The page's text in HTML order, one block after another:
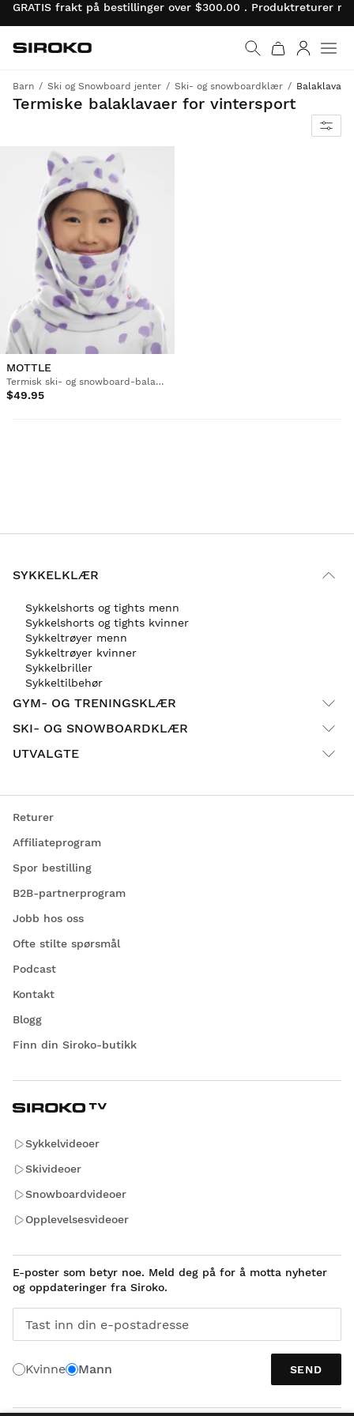
GRATIS frakt på bestillinger over $300.00 . Produktreturer
Gå til startsiden
Siroko.com
Barn Ski og Snowboard jenter Ski- og snowboardklær Balaklavaer
Termiske balaklavaer for vintersport
Full beskyttelse mot kulde og vind
MOTTLE
Termisk ski- og snowboard-balaklava for barn
$49.95
SYKKELKLÆR
Sykkelshorts og tights menn
Sykkelshorts og tights kvinner
Sykkeltrøyer menn
Sykkeltrøyer kvinner
Sykkelbriller
Sykkeltilbehør
GYM- OG TRENINGSKLÆR
SKI- OG SNOWBOARDKLÆR
UTVALGTE
Returer
Affiliateprogram
Spor bestilling
B2B-partnerprogram
Jobb hos oss
Ofte stilte spørsmål
Podcast
Kontakt
Blogg
Finn din Siroko-butikk
Sykkelvideoer
Skivideoer
Snowboardvideoer
Opplevelsesvideoer
E-poster som betyr noe. Meld deg på for å motta nyheter
og oppdateringer fra Siroko.
Tast inn din e-postadresse
Kvinne Mann SEND